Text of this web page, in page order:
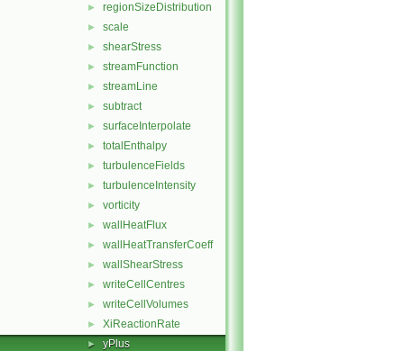
► regionSizeDistribution
► scale
► shearStress
► streamFunction
► streamLine
► subtract
► surfaceInterpolate
► totalEnthalpy
► turbulenceFields
► turbulenceIntensity
► vorticity
► wallHeatFlux
► wallHeatTransferCoeff
► wallShearStress
► writeCellCentres
► writeCellVolumes
► XiReactionRate
► yPlus